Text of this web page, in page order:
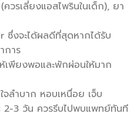
วรเลี่ยงแอสไพรินในเด็ก), ยา
ซึ่งจะได้ผลดีที่สุดหากได้รับ
การ
เพียงพอและพักผ่อนให้มาก
จลำบาก หอบเหนื่อย เจ็บ
2-3 วัน ควรรีบไปพบแพทย์ทันที